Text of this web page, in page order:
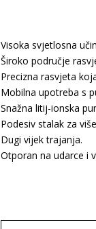
Visoka svjetlosna
Široko područje
Precizna rasvjeta
Mobilna upotreba s
Snažna litij-ionska
Podesiv stalak za
Dugi vijek trajanja.
Otporan na udarce i